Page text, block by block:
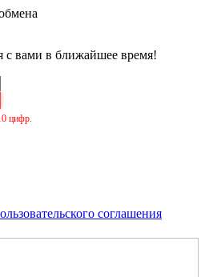
вами в ближайшее время!
цифр.
соглашения